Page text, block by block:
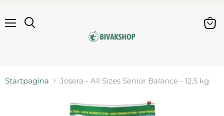
Startpagina Josera - All Sizes Senior Balance - 12,5 kg